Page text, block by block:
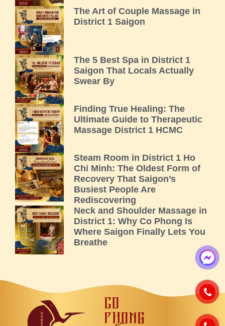
The Art of Couple Massage in
District 1 Saigon
The 5 Best Spa in District 1
Saigon That Locals Actually
Swear By
Finding True Healing: The
Ultimate Guide to Therapeutic
Massage District 1 HCMC
Steam Room in District 1 Ho
Chi Minh: The Oldest Form of
Recovery That Saigon’s
Busiest People Are
Rediscovering
Neck and Shoulder Massage in
District 1: Why Co Phong Is
Where Saigon Finally Lets You
Breathe
CỔ
PHONG